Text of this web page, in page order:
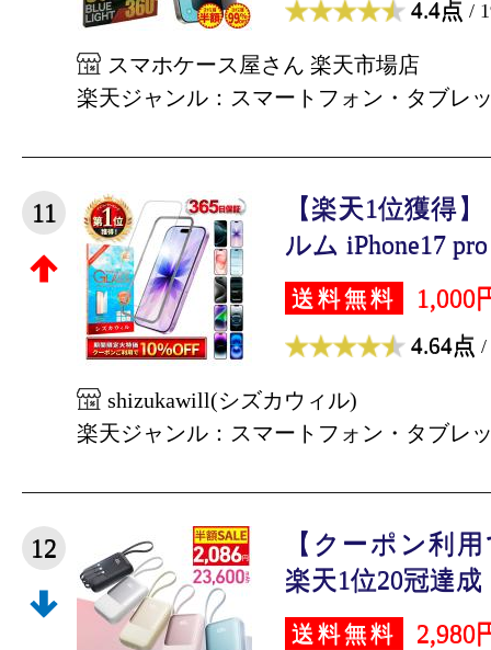
4.4点 /
スマホケース屋さん 楽天市場店
楽天ジャンル：スマートフォン・タブレ
11
【楽天1位獲得
ルム iPhone17
送料無料 1,000
4.64点 /
shizukawill(シズカウィル)
楽天ジャンル：スマートフォン・タブレ
12
【クーポン利
楽天1位20冠達
送料無料 2,980